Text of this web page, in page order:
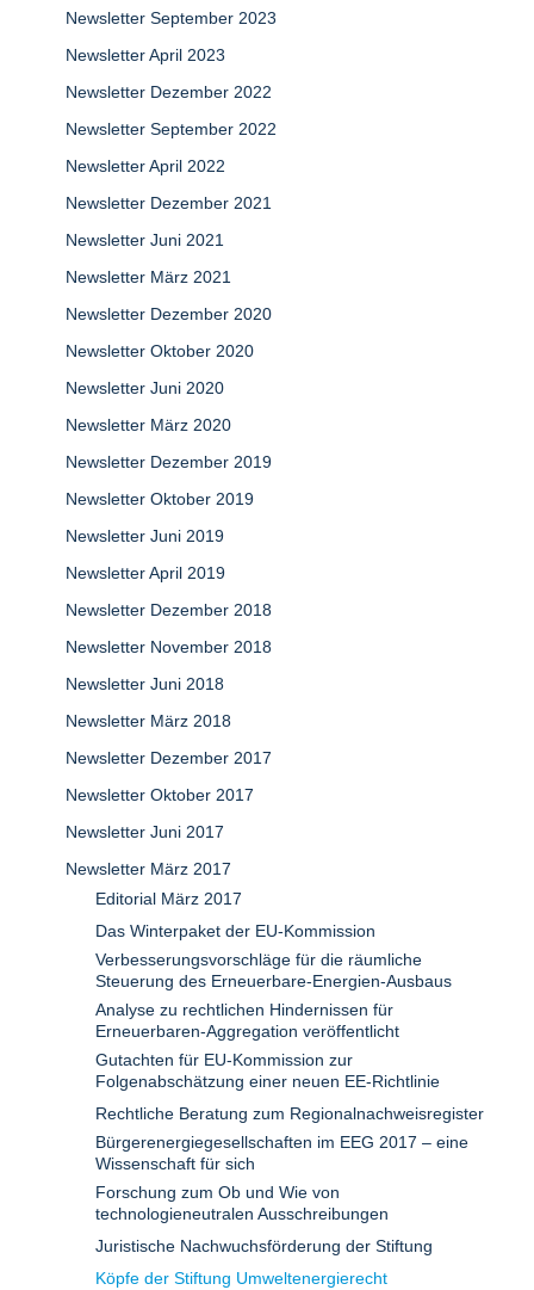
Newsletter September 2023
Newsletter April 2023
Newsletter Dezember 2022
Newsletter September 2022
Newsletter April 2022
Newsletter Dezember 2021
Newsletter Juni 2021
Newsletter März 2021
Newsletter Dezember 2020
Newsletter Oktober 2020
Newsletter Juni 2020
Newsletter März 2020
Newsletter Dezember 2019
Newsletter Oktober 2019
Newsletter Juni 2019
Newsletter April 2019
Newsletter Dezember 2018
Newsletter November 2018
Newsletter Juni 2018
Newsletter März 2018
Newsletter Dezember 2017
Newsletter Oktober 2017
Newsletter Juni 2017
Newsletter März 2017
Editorial März 2017
Das Winterpaket der EU-Kommission
Verbesserungsvorschläge für die räumliche
Steuerung des Erneuerbare-Energien-Ausbaus
Analyse zu rechtlichen Hindernissen für
Erneuerbaren-Aggregation veröffentlicht
Gutachten für EU-Kommission zur
Folgenabschätzung einer neuen EE-Richtlinie
Rechtliche Beratung zum Regionalnachweisregister
Bürgerenergiegesellschaften im EEG 2017 – eine
Wissenschaft für sich
Forschung zum Ob und Wie von
technologieneutralen Ausschreibungen
Juristische Nachwuchsförderung der Stiftung
Köpfe der Stiftung Umweltenergierecht